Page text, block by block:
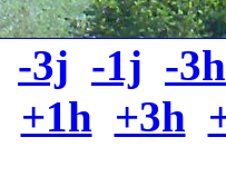
-3j -1j -3h
+1h +3h